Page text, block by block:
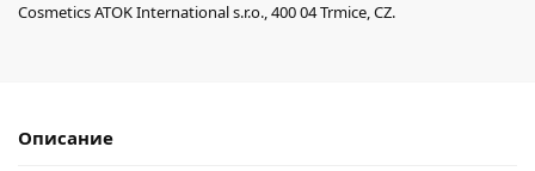
Cosmetics ATOK International s.r.o., 400 04 Trmice, CZ.
Описание